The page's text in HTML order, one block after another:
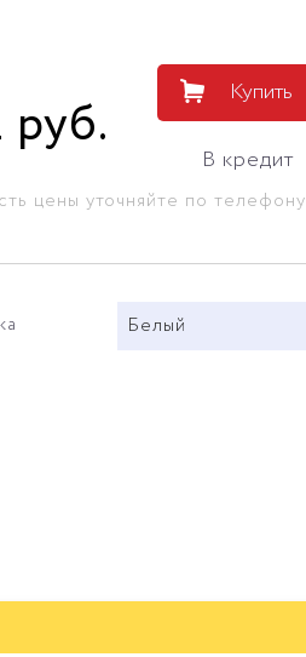
руб. Купить
В кредит
цены уточняйте по телефону
Белый